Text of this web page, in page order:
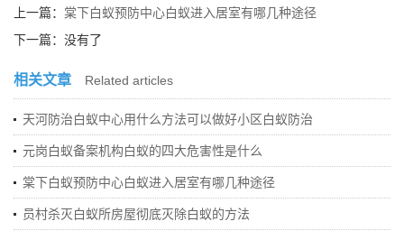
上一篇： 棠下白蚁预防中心白蚁进入居室有哪几种途径
下一篇：没有了
相关文章 Related articles
天河防治白蚁中心用什么方法可以做好小区白蚁防治
元岗白蚁备案机构白蚁的四大危害性是什么
棠下白蚁预防中心白蚁进入居室有哪几种途径
员村杀灭白蚁所房屋彻底灭除白蚁的方法